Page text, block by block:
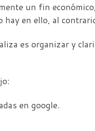
un fin
en ello, al
es organizar y
en google.